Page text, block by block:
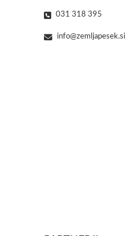
031 318 395
info@zemljapesek.si